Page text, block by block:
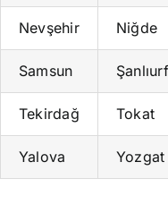
Nevşehir Niğde
Samsun
Tekirdağ Tokat
Yalova Yozgat